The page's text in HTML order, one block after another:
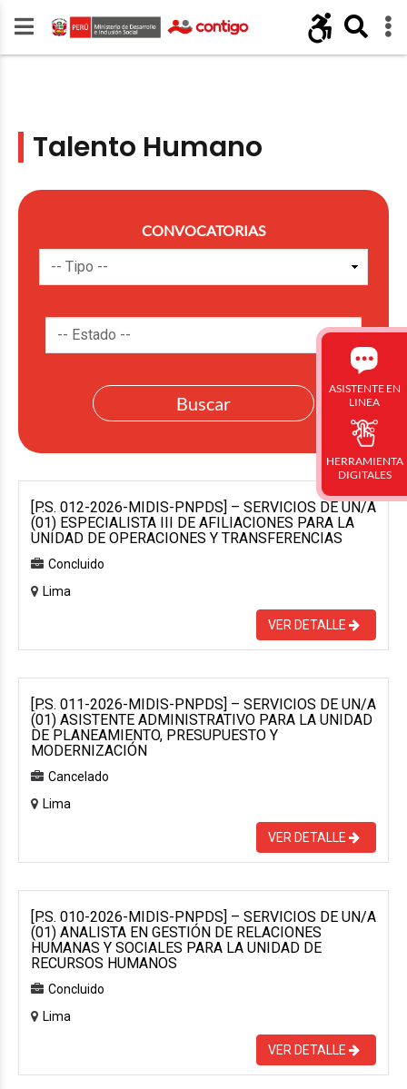
Talento Humano
CONVOCATORIAS
[P.S. 012-2026-MIDIS-PNPDS] – SERVICIOS DE UN/A
(01) ESPECIALISTA III DE AFILIACIONES PARA LA
UNIDAD DE OPERACIONES Y TRANSFERENCIAS
Concluido
Lima
VER DETALLE
[P.S. 011-2026-MIDIS-PNPDS] – SERVICIOS DE UN/A
(01) ASISTENTE ADMINISTRATIVO PARA LA UNIDAD
DE PLANEAMIENTO, PRESUPUESTO Y
MODERNIZACIÓN
Cancelado
Lima
VER DETALLE
[P.S. 010-2026-MIDIS-PNPDS] – SERVICIOS DE UN/A
(01) ANALISTA EN GESTIÓN DE RELACIONES
HUMANAS Y SOCIALES PARA LA UNIDAD DE
RECURSOS HUMANOS
Concluido
Lima
VER DETALLE
ASISTENTE EN
LINEA
HERRAMIENTA
DIGITALES